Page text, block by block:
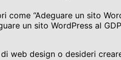
come “Adeguare un sito
web design o desideri